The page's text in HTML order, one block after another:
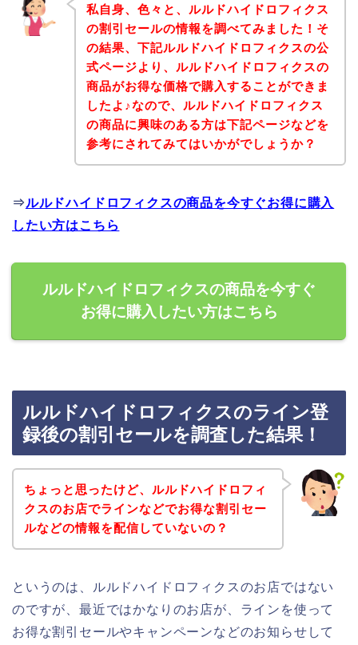
私自身、色々と、ルルドハイドロフィクス
の割引セールの情報を調べてみました！そ
の結果、下記ルルドハイドロフィクスの公
式ページより、ルルドハイドロフィクスの
商品がお得な価格で購入することができま
したよ♪なので、ルルドハイドロフィクス
の商品に興味のある方は下記ページなどを
参考にされてみてはいかがでしょうか？
⇒ルルドハイドロフィクスの商品を今すぐお得に購入
したい方はこちら
ルルドハイドロフィクスの商品を今すぐ
お得に購入したい方はこちら
ルルドハイドロフィクスのライン登
録後の割引セールを調査した結果！
ちょっと思ったけど、ルルドハイドロフィ
クスのお店でラインなどでお得な割引セー
ルなどの情報を配信していないの？
というのは、ルルドハイドロフィクスのお店ではない
のですが、最近ではかなりのお店が、ラインを使って
お得な割引セールやキャンペーンなどのお知らせして